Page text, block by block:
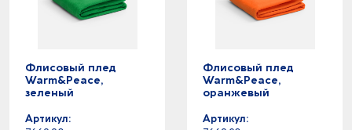
Флисовый плед
Warm&Peace,
зеленый
Артикул:
Флисовый плед
Warm&Peace,
оранжевый
Артикул: